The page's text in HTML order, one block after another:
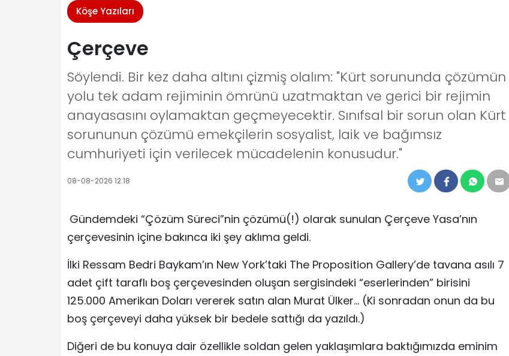
Köşe Yazıları
Çerçeve
Söylendi. Bir kez daha altını çizmiş olalım: "Kürt sorununda çözümün
yolu tek adam rejiminin ömrünü uzatmaktan ve gerici bir rejimin
anayasasını oylamaktan geçmeyecektir. Sınıfsal bir sorun olan Kürt
sorununun çözümü emekçilerin sosyalist, laik ve bağımsız
cumhuriyeti için verilecek mücadelenin konusudur."
08-08-2026 12:18
Gündemdeki “Çözüm Süreci”nin çözümü(!) olarak sunulan Çerçeve Yasa’nın
çerçevesinin içine bakınca iki şey aklıma geldi.
İlki Ressam Bedri Baykam’ın New York’taki The Proposition Gallery’de tavana asılı 7
adet çift taraflı boş çerçevesinden oluşan sergisindeki “eserlerinden” birisini
125.000 Amerikan Doları vererek satın alan Murat Ülker… (Ki sonradan onun da bu
boş çerçeveyi daha yüksek bir bedele sattığı da yazıldı.)
Diğeri de bu konuya dair özellikle soldan gelen yaklaşımlara baktığımızda eminim